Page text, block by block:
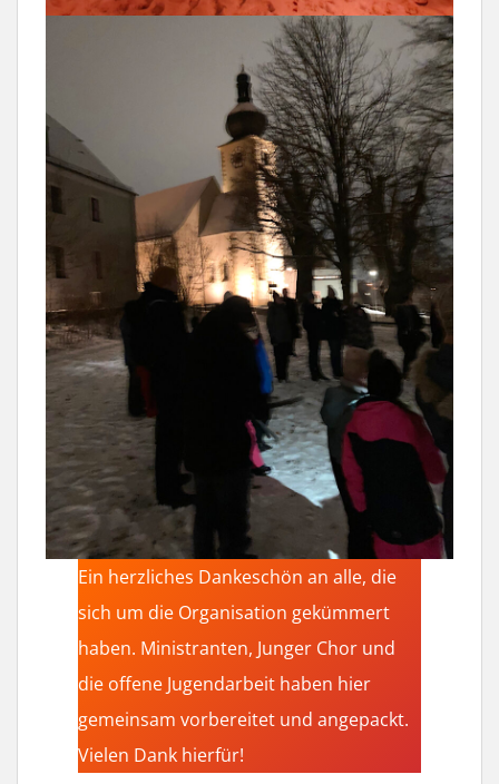
Ein herzliches Dankeschön an alle, die
sich um die Organisation gekümmert
haben. Ministranten, Junger Chor und
die offene Jugendarbeit haben hier
gemeinsam vorbereitet und angepackt.
Vielen Dank hierfür!